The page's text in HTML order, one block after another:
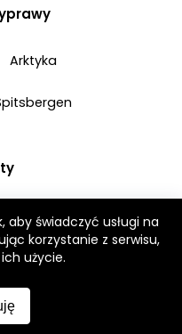
Arktyka
aby świadczyć usługi na
korzystanie z serwisu,
użycie.